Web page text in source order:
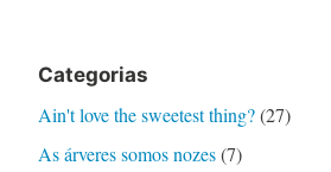
Categorias
Ain't love the sweetest thing?(27)
As árveres somos nozes(7)